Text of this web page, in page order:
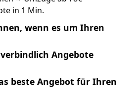
in 1 Min.
wenn es um Ihren
Angebote
beste Angebot für Ihren